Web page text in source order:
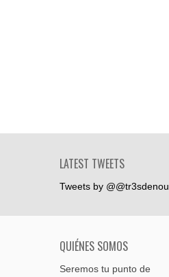
LATEST TWEETS
Tweets by @@tr3sdenou
QUIÉNES SOMOS
Seremos tu punto de